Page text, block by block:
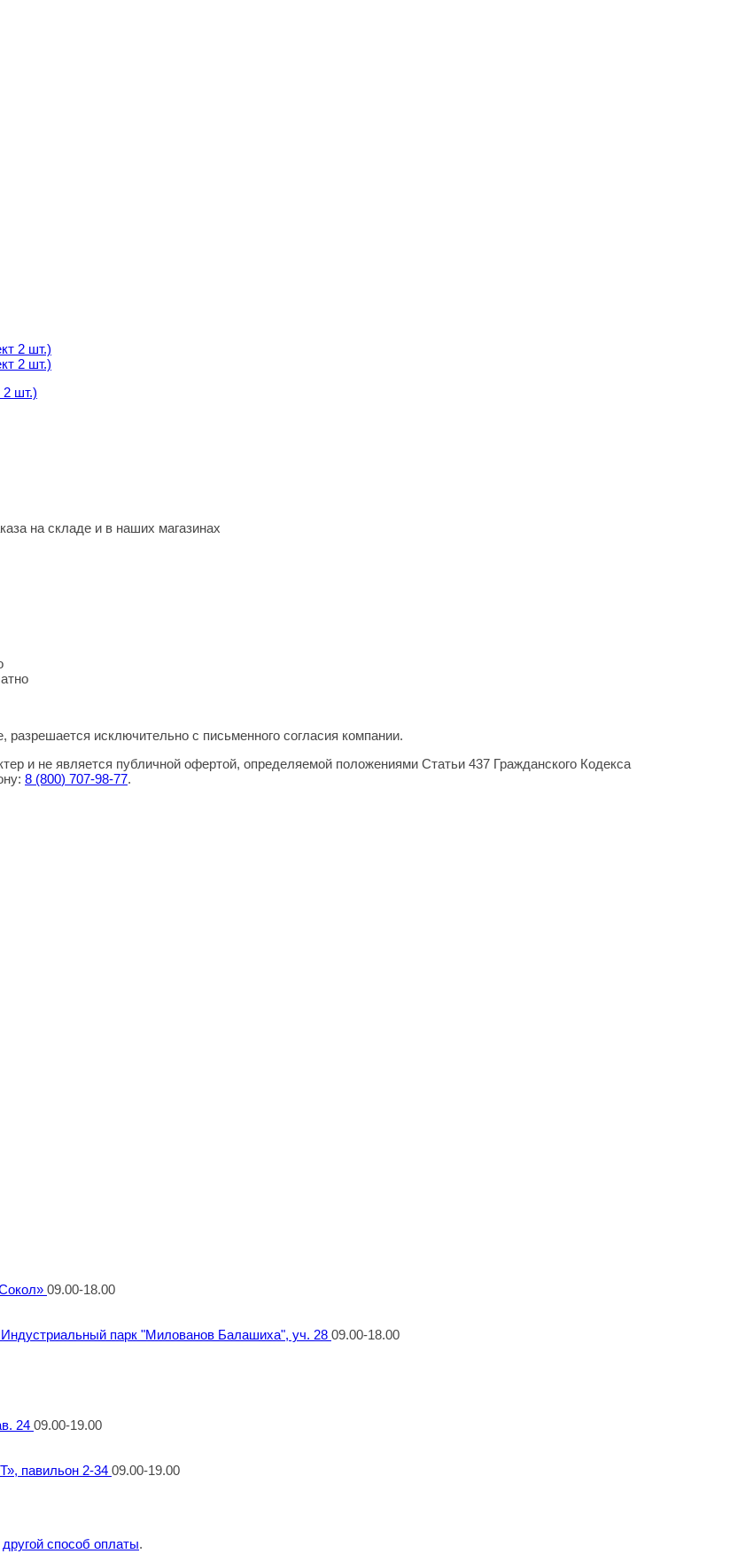
2 шт.)
2 шт.)
на складе и в наших магазинах
исключительно с письменного согласия компании.
и не является публичной офертой, определяемой положениями Статьи 437 Гражданского Кодекса
8 (800) 707-98-77.
09.00-18.00
парк "Милованов Балашиха", уч. 28 09.00-18.00
24 09.00-19.00
павильон 2-34 09.00-19.00
другой способ оплаты.